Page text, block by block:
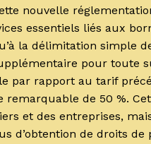
nouvelle
essentiels liés aux
la délimitation simple
pour toute
par rapport au tarif
remarquable de 50 %.
et des entreprises,
d’obtention de droits